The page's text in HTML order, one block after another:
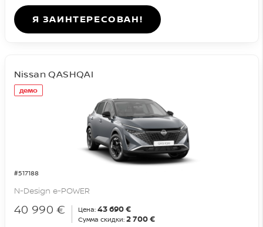
Я ЗАИНТЕРЕСОВАН!
демо
#517188
Nissan QASHQAI
N-Design e-POWER
40 990 € Цена: 43 690 €
Сумма скидки: 2 700 €